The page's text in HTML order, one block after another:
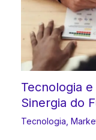
Tecnologia
Sinergia do
Tecnologia